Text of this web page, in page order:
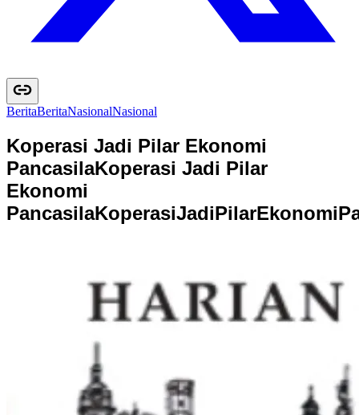
BeritaBeritaNasionalNasional
Koperasi Jadi Pilar Ekonomi
PancasilaKoperasi Jadi Pilar
Ekonomi
PancasilaKoperasiJadiPilarEkonomiP